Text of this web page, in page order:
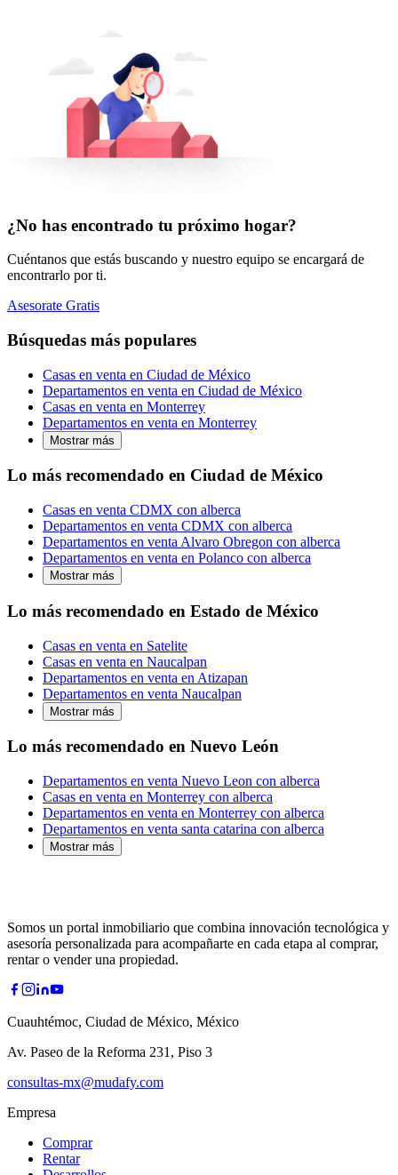
¿No has encontrado tu próximo hogar?
Cuéntanos que estás buscando y nuestro equipo se encargará de
encontrarlo por ti.
Asesorate Gratis
Búsquedas más populares
Casas en venta en Ciudad de México
Departamentos en venta en Ciudad de México
Casas en venta en Monterrey
Departamentos en venta en Monterrey
Mostrar más
Lo más recomendado en Ciudad de México
Casas en venta CDMX con alberca
Departamentos en venta CDMX con alberca
Departamentos en venta Alvaro Obregon con alberca
Departamentos en venta en Polanco con alberca
Mostrar más
Lo más recomendado en Estado de México
Casas en venta en Satelite
Casas en venta en Naucalpan
Departamentos en venta en Atizapan
Departamentos en venta Naucalpan
Mostrar más
Lo más recomendado en Nuevo León
Departamentos en venta Nuevo Leon con alberca
Casas en venta en Monterrey con alberca
Departamentos en venta en Monterrey con alberca
Departamentos en venta santa catarina con alberca
Mostrar más
Somos un portal inmobiliario que combina innovación tecnológica y
asesoría personalizada para acompañarte en cada etapa al comprar,
rentar o vender una propiedad.
Cuauhtémoc, Ciudad de México, México
Av. Paseo de la Reforma 231, Piso 3
consultas-mx@mudafy.com
Empresa
Comprar
Rentar